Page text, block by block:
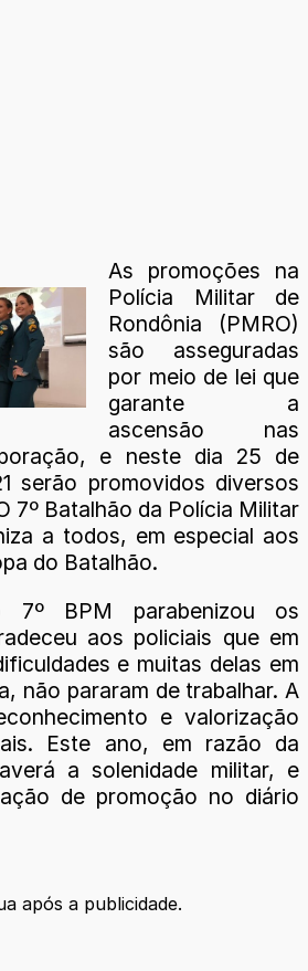
As promoções na
Polícia Militar de
Rondônia (PMRO)
são asseguradas
por meio de lei que
garante a
ascensão nas
e neste dia 25 de
serão promovidos diversos
7º Batalhão da Polícia Militar
a todos, em especial aos
do Batalhão.
7º BPM parabenizou os
aos policiais que em
e muitas delas em
não pararam de trabalhar. A
e valorização
Este ano, em razão da
a solenidade militar, e
de promoção no diário
após a publicidade.